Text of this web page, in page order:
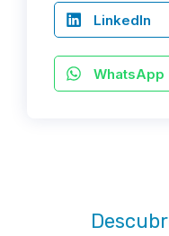
LinkedIn
WhatsApp